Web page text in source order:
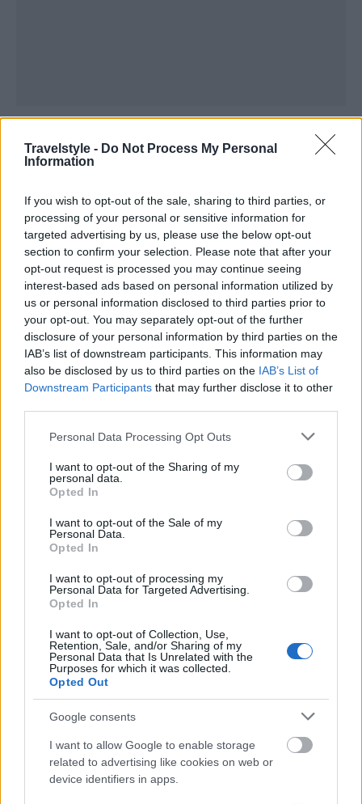
Travelstyle - Do Not Process My Personal
Information
If you wish to opt-out of the sale, sharing to third parties, or
processing of your personal or sensitive information for
targeted advertising by us, please use the below opt-out
section to confirm your selection. Please note that after your
opt-out request is processed you may continue seeing
interest-based ads based on personal information utilized by
us or personal information disclosed to third parties prior to
your opt-out. You may separately opt-out of the further
disclosure of your personal information by third parties on the
IAB’s list of downstream participants. This information may
also be disclosed by us to third parties on the IAB’s List of
Downstream Participants that may further disclose it to other
Please note that this website/app uses one or more Google
not limited to your visit or usage behaviour. You may click to
grant or deny consent to Google and its third-party tags to
use your data for below specified purposes in below Google
consent section.
Personal Data Processing Opt Outs
I want to opt-out of the Sharing of my
personal data.
Opted In
I want to opt-out of the Sale of my
Personal Data.
Opted In
I want to opt-out of processing my
Personal Data for Targeted Advertising.
Opted In
I want to opt-out of Collection, Use,
Retention, Sale, and/or Sharing of my
Personal Data that Is Unrelated with the
Purposes for which it was collected.
Opted Out
Google consents
I want to allow Google to enable storage
related to advertising like cookies on web or
device identifiers in apps.
TOP SERVICES
A festive season!
Η φετινή σεζόν θα προσφέρει ακόµα πλουσιότερες
εµπειρίες στους φιλοξενούµενους του ξενοδοχείου,
το οποίο συστήνει νέες συνεργασίες, επιφυλάσσει
γαστρονοµικές εκπλήξεις και προγραµµατίζει
µοναδικές δράσεις που θα αποκαλυφθούν κατά τη
διάρκεια της χρονιάς στο πλαίσιο του φεστιβάλ
Festa di Spezie!